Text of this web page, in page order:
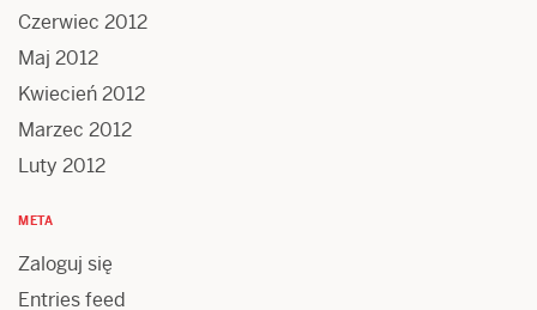
Czerwiec 2012
Maj 2012
Kwiecień 2012
Marzec 2012
Luty 2012
META
Zaloguj się
Entries feed